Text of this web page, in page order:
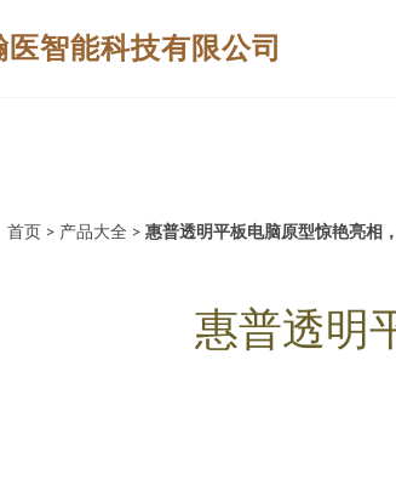
智能科技有限公司
首页 > 产品大全 > 惠普透明平板电脑原型惊艳亮相
惠普透明